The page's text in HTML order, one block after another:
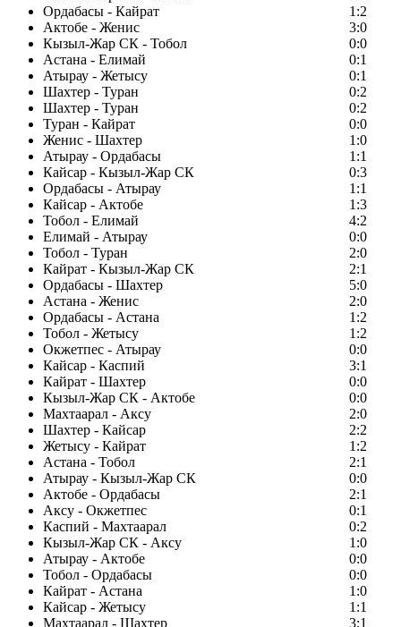
Ордабасы - Кайрат
1:2
Актобе - Женис
3:0
Кызыл-Жар СК - Тобол
0:0
Астана - Елимай
0:1
Атырау - Жетысу
0:1
Шахтер - Туран
0:2
Шахтер - Туран
0:2
Туран - Кайрат
0:0
Женис - Шахтер
1:0
Атырау - Ордабасы
1:1
Кайсар - Кызыл-Жар СК
0:3
Ордабасы - Атырау
1:1
Кайсар - Актобе
1:3
Тобол - Елимай
4:2
Елимай - Атырау
0:0
Тобол - Туран
2:0
Кайрат - Кызыл-Жар СК
2:1
Ордабасы - Шахтер
5:0
Астана - Женис
2:0
Ордабасы - Астана
1:2
Тобол - Жетысу
1:2
Окжетпес - Атырау
0:0
Кайсар - Каспий
3:1
Кайрат - Шахтер
0:0
Кызыл-Жар СК - Актобе
0:0
Махтаарал - Аксу
2:0
Шахтер - Кайсар
2:2
Жетысу - Кайрат
1:2
Астана - Тобол
2:1
Атырау - Кызыл-Жар СК
0:0
Актобе - Ордабасы
2:1
Аксу - Окжетпес
0:1
Каспий - Махтаарал
0:2
Кызыл-Жар СК - Аксу
1:0
Атырау - Актобе
0:0
Тобол - Ордабасы
0:0
Кайрат - Астана
1:0
Кайсар - Жетысу
1:1
Махтаарал - Шахтер
3:1